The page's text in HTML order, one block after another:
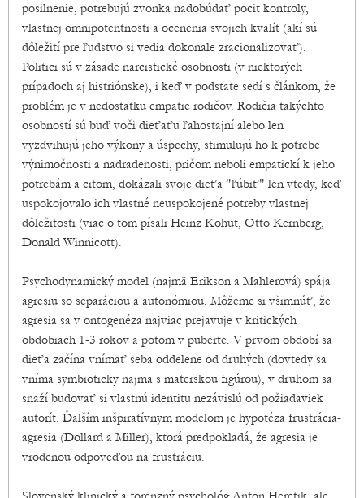
posilnenie, potrebujú zvonka nadobúdať pocit kontroly,
vlastnej omnipotentnosti a ocenenia svojich kvalít (akí sú
dôležití pre ľudstvo si vedia dokonale zracionalizovať).
Politici sú v zásade narcistické osobnosti (v niektorých
prípadoch aj histriónske), i keď v podstate sedí s článkom, že
problém je v nedostatku empatie rodičov. Rodičia takýchto
osobností sú buď voči dieťaťu ľahostajní alebo len
vyzdvihujú jeho výkony a úspechy, stimulujú ho k potrebe
výnimočnosti a nadradenosti, pričom neboli empatickí k jeho
potrebám a citom, dokázali svoje dieťa "ľúbiť" len vtedy, keď
uspokojovalo ich vlastné neuspokojené potreby vlastnej
dôležitosti (viac o tom písali Heinz Kohut, Otto Kernberg,
Donald Winnicott).
Psychodynamický model (najmä Erikson a Mahlerová) spája
agresiu so separáciou a autonómiou. Môžeme si všimnúť, že
agresia sa v ontogenéza najviac prejavuje v kritických
obdobiach 1-3 rokov a potom v puberte. V prvom období sa
dieťa začína vnímať seba oddelene od druhých (dovtedy sa
vníma symbioticky najmä s materskou figúrou), v druhom sa
snaží budovať si vlastnú identitu nezávislú od požiadaviek
autorít. Ďalším inšpiratívnym modelom je hypotéza frustrácia-
agresia (Dollard a Miller), ktorá predpokladá, že agresia je
vrodenou odpoveďou na frustráciu.